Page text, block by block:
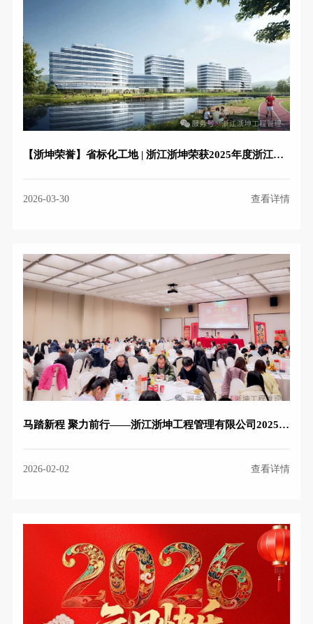
【浙坤荣誉】省标化工地 | 浙江浙坤荣获2025年度浙江省建筑施工安全生产标准化优良工地
2026-03-30 查看详情
马踏新程 聚力前行——浙江浙坤工程管理有限公司2025年度总结表彰暨新年团拜会
2026-02-02 查看详情